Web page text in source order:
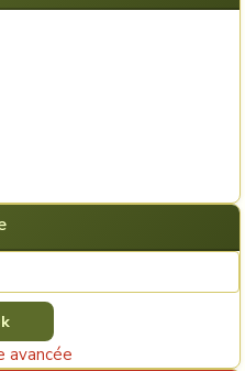
avancée